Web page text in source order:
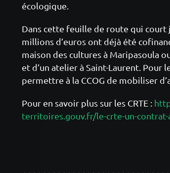
écologique.
Dans cette feuille de route qui court
millions d’euros ont déjà été
maison des cultures à Maripasoula
et d’un atelier à Saint-Laurent. Pour
permettre à la CCOG de mobiliser
Pour en savoir plus sur les CRTE :
territoires.gouv.fr/le-crte-un-